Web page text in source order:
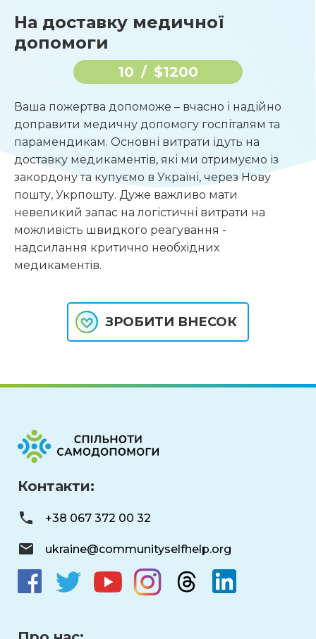
На доставку медичної
допомоги
10 / $1200
Ваша пожертва допоможе – вчасно і надійно
доправити медичну допомогу госпіталям та
парамендикам. Основні витрати ідуть на
доставку медикаментів, які ми отримуємо із
закордону та купуємо в Україні, через Нову
пошту, Укрпошту. Дуже важливо мати
невеликий запас на логістичні витрати на
можливість швидкого реагування -
надсилання критично необхідних
медикаментів.
ЗРОБИТИ ВНЕСОК
Контакти:
+38 067 372 00 32
ukraine@communityselfhelp.org